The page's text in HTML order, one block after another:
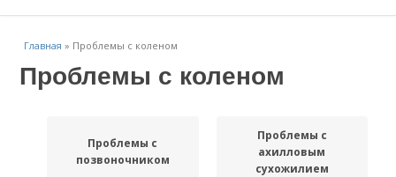
Главная » Проблемы с коленом
Проблемы с коленом
Проблемы с
позвоночником
Проблемы с
ахилловым
сухожилием